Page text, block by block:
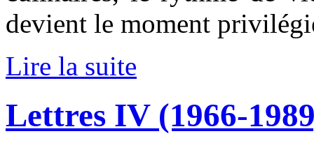
devient le moment
Lire la suite
Lettres IV (1966-